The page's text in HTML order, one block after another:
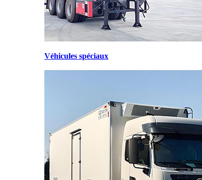
Véhicules spéciaux